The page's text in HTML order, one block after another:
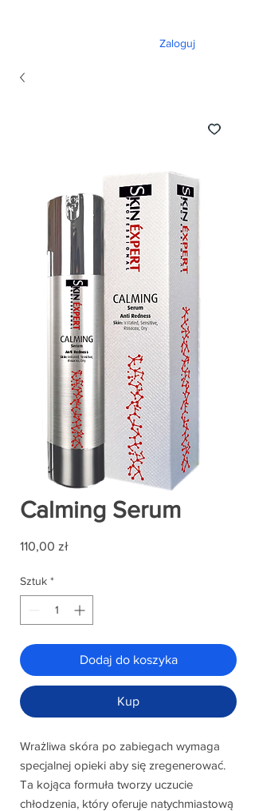
Zaloguj
Calming Serum
110,00 złCena
Sztuk *
Dodaj do koszyka
Kup
Wrażliwa skóra po zabiegach wymaga
specjalnej opieki aby się zregenerować.
Ta kojąca formuła tworzy uczucie
chłodzenia, który oferuje natychmiastową